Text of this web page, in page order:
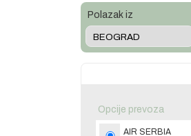
Polazak iz
Opcije prevoza
AIR SERBIA